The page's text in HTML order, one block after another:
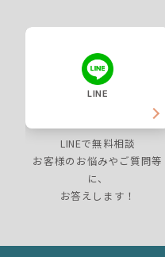
LINE
LINEで無料相談
お客様のお悩みやご質問等
に、
お答えします！